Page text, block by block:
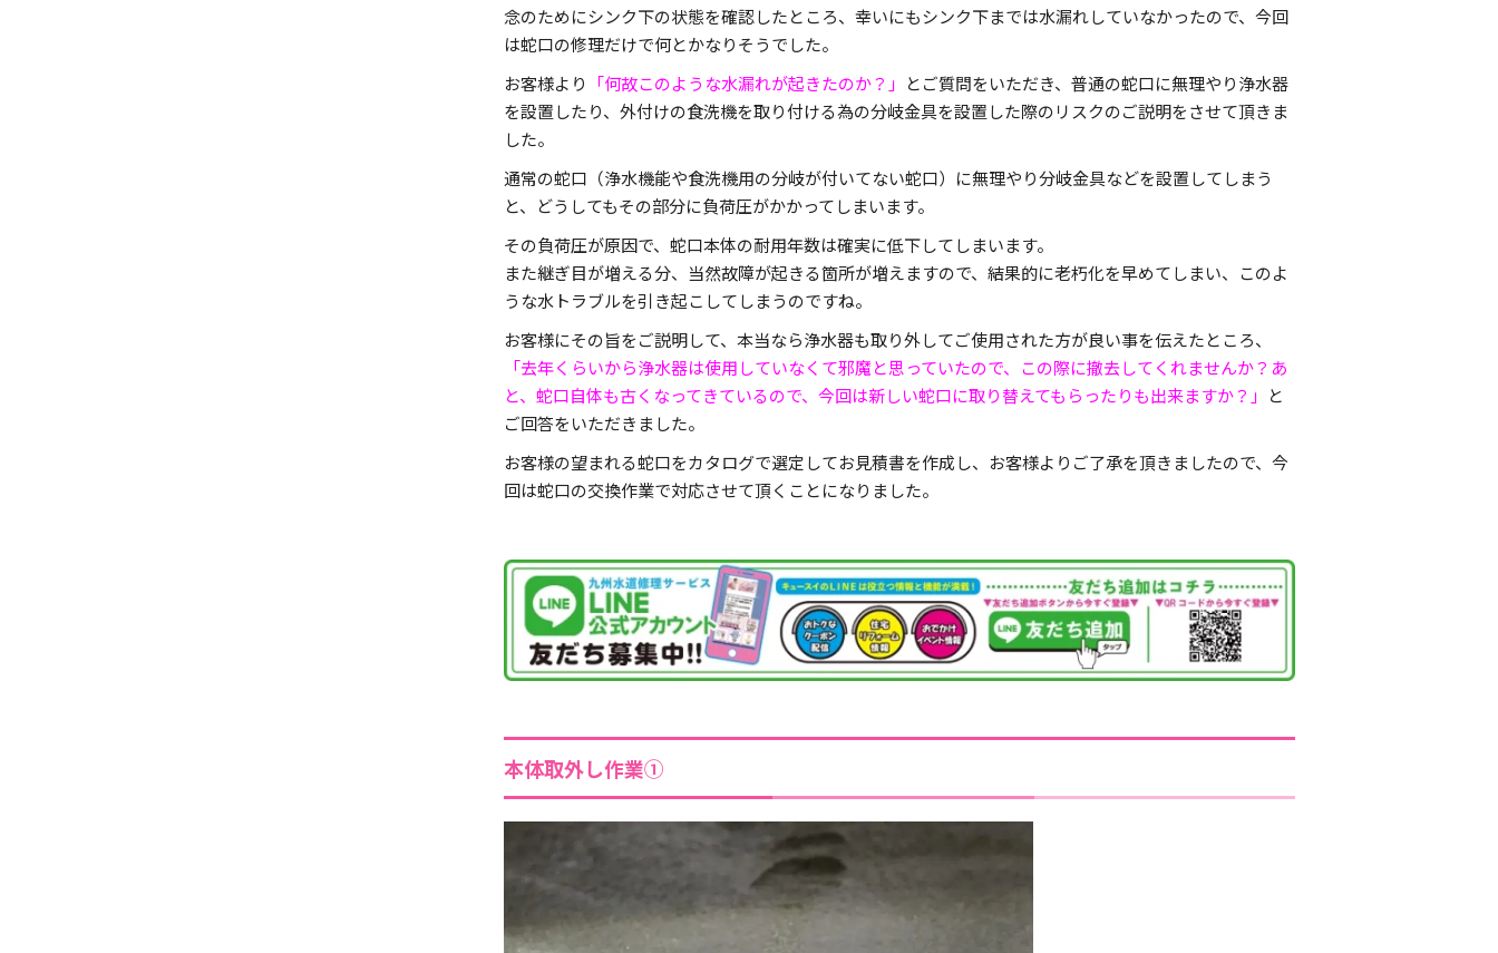
念のためにシンク下の状態を確認したところ、幸いにもシンク下までは水漏れしていなかったので、今回
は蛇口の修理だけで何とかなりそうでした。
お客様より 「何故このような水漏れが起きたのか？」 とご質問をいただき、普通の蛇口に無理やり浄水器
を設置したり、外付けの食洗機を取り付ける為の分岐金具を設置した際のリスクのご説明をさせて頂きま
した。
通常の蛇口（浄水機能や食洗機用の分岐が付いてない蛇口）に無理やり分岐金具などを設置してしまう
と、どうしてもその部分に負荷圧がかかってしまいます。
その負荷圧が原因で、蛇口本体の耐用年数は確実に低下してしまいます。
また継ぎ目が増える分、当然故障が起きる箇所が増えますので、結果的に老朽化を早めてしまい、このよ
うな水トラブルを引き起こしてしまうのですね。
お客様にその旨をご説明して、本当なら浄水器も取り外してご使用された方が良い事を伝えたところ、
「去年くらいから浄水器は使用していなくて邪魔と思っていたので、この際に撤去してくれませんか？あ
と、蛇口自体も古くなってきているので、今回は新しい蛇口に取り替えてもらったりも出来ますか？」 と
ご回答をいただきました。
お客様の望まれる蛇口をカタログで選定してお見積書を作成し、お客様よりご了承を頂きましたので、今
回は蛇口の交換作業で対応させて頂くことになりました。
本体取外し作業①